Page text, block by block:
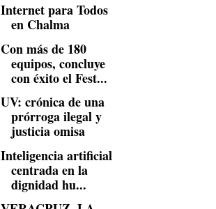
Internet para Todos
en Chalma
Con más de 180
equipos, concluye
con éxito el Fest...
UV: crónica de una
prórroga ilegal y
justicia omisa
Inteligencia artificial
centrada en la
dignidad hu...